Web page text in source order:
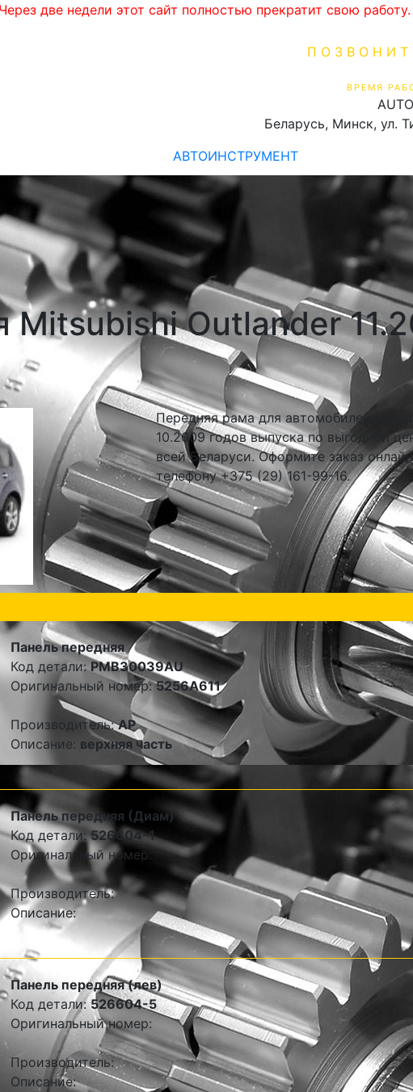
две недели этот сайт полностью прекратит свою
ВРЕМЯ
Беларусь, Минск, ул.
АВТОИНСТРУМЕНТ
Outlander
Передняя рама для автомобилей
10.2009 годов выпуска по выгодной
всей Беларуси. Оформите заказ
телефону +375 (29) 161-99-16.
Панель передняя
Код детали:PMB30039AU
Оригинальный номер:5256A611
Производитель:AP
Описание: верхняя часть
Панель передняя (Диам)
Код детали:526604-1
Оригинальный номер:
Производитель:
Описание:
Панель передняя (лев)
Код детали:526604-5
Оригинальный номер:
Производитель:
Описание: